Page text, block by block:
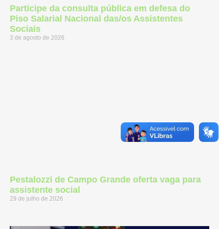
Participe da consulta pública em defesa do
Piso Salarial Nacional das/os Assistentes
Sociais
3 de agosto de 2026
Pestalozzi de Campo Grande oferta vaga para
assistente social
29 de julho de 2026